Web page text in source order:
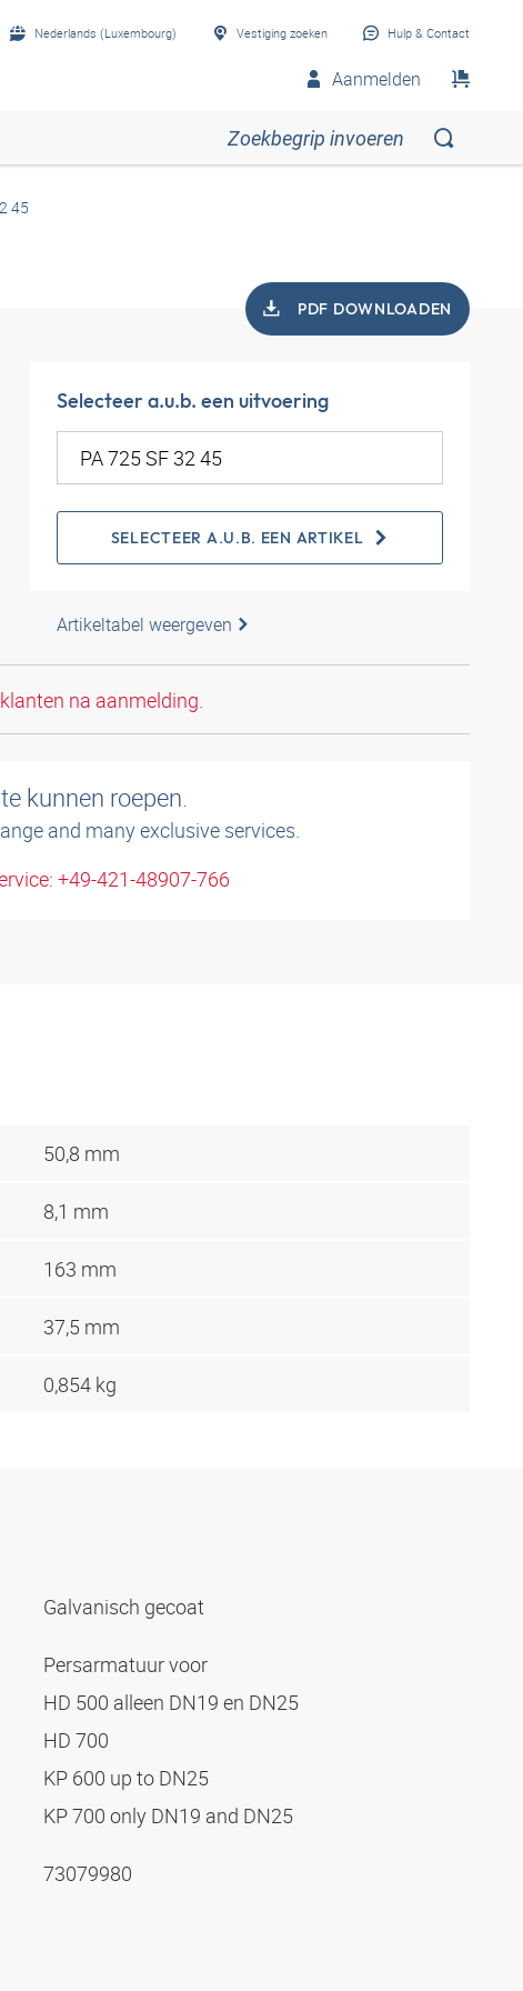
Nederlands (Luxembourg) Vestiging zoeken Hulp & Contact
Aanmelden
45
PDF DOWNLOADEN
Selecteer a.u.b. een uitvoering
SELECTEER A.U.B. EEN ARTIKEL
Artikeltabel weergeven
na aanmelding.
kunnen roepen.
and many exclusive services.
+49-421-48907-766
50,8 mm
8,1 mm
163 mm
37,5 mm
0,854 kg
Galvanisch gecoat
Persarmatuur voor
HD 500 alleen DN19 en DN25
HD 700
KP 600 up to DN25
KP 700 only DN19 and DN25
73079980